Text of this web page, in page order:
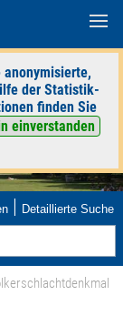
anonymisierte,
der Statistik-
finden Sie
einverstanden
| Detaillierte Suche